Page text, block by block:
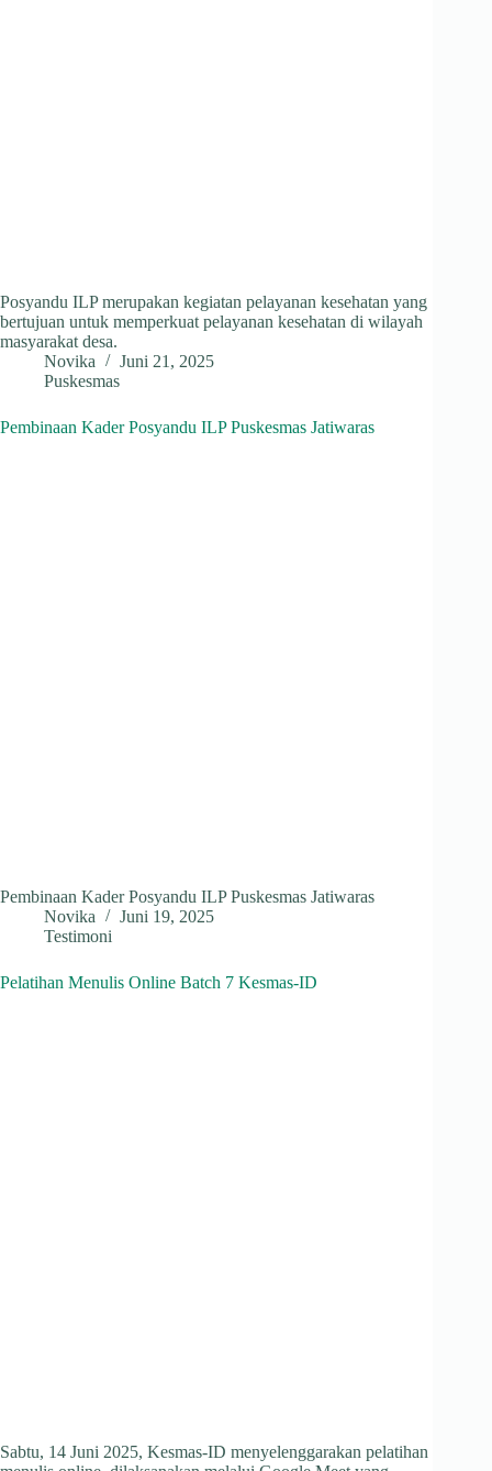
Posyandu ILP merupakan kegiatan pelayanan kesehatan yang
bertujuan untuk memperkuat pelayanan kesehatan di wilayah
masyarakat desa.
Novika
Juni 21, 2025
Puskesmas
Pembinaan Kader Posyandu ILP Puskesmas Jatiwaras
Pembinaan Kader Posyandu ILP Puskesmas Jatiwaras
Novika
Juni 19, 2025
Testimoni
Pelatihan Menulis Online Batch 7 Kesmas-ID
Sabtu, 14 Juni 2025, Kesmas-ID menyelenggarakan pelatihan